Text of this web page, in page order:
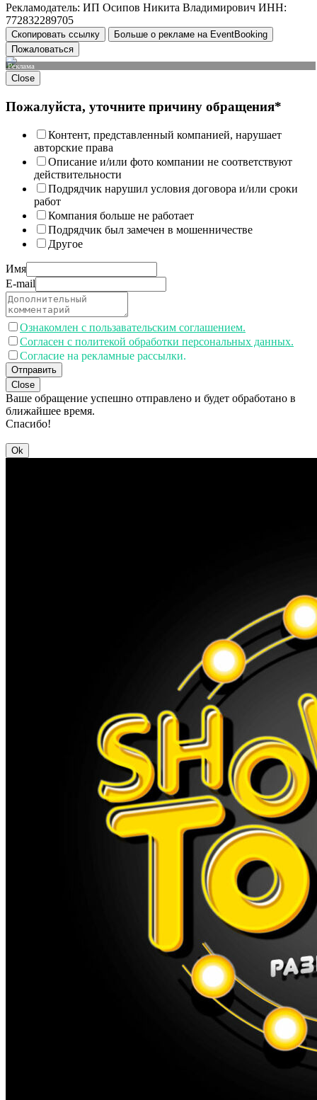
Рекламодатель: ИП Осипов Никита Владимирович ИНН:
772832289705
Скопировать ссылку
Больше о рекламе на EventBooking
Пожаловаться
Реклама
Close
Пожалуйста, уточните причину обращения*
Контент, представленный компанией, нарушает
авторские права
Описание и/или фото компании не соответствуют
действительности
Подрядчик нарушил условия договора и/или сроки
работ
Компания больше не работает
Подрядчик был замечен в мошенничестве
Другое
Имя
E-mail
Ознакомлен с пользавательским соглашением.
Согласен с политекой обработки персональных данных.
Согласие на рекламные рассылки.
Отправить
Close
Ваше обращение успешно отправлено и будет обработано в
ближайшее время.
Спасибо!
Ok